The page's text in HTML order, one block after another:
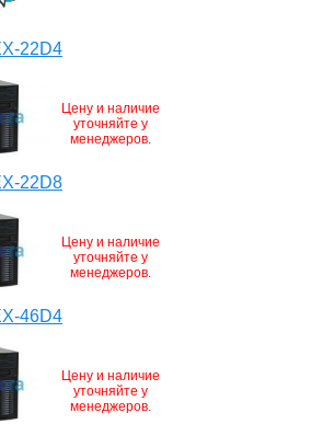
22D4
Цену и наличие
уточняйте у
менеджеров.
22D8
Цену и наличие
уточняйте у
менеджеров.
46D4
Цену и наличие
уточняйте у
менеджеров.